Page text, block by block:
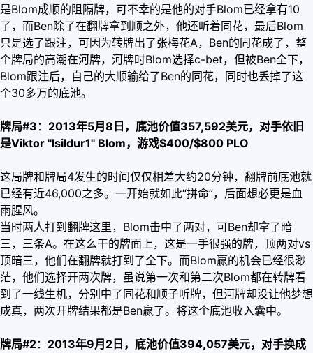
是Blom成顺的阻隔牌，可不幸的是他的对手Blom已经拿有10
了，而Ben除了在翻牌拿到顺之外，他还听着同花，最后Blom
只是选了跟注，可因为转牌出了张梅花A，Ben的同花成了，整
个牌局的高潮在河牌，河牌时Blom选择c-bet，但被Ben全下，
Blom跟注后，自己的大顺输给了Ben的同花，同时也丢掉了这
个30多万的底池。
牌局#3 ： 2013年5月8日，底池价值357,592美元，对手依旧
是Viktor "Isildur1" Blom，游戏$400/$800 PLO
这局牌和牌局4发生的时间仅仅相差大约20分钟，翻牌前底池就
已经有近46,000之多。一开始就如此“拼命”，后面想必更是血
雨腥风。
当时两人打到翻牌这里，Blom击中了两对，可Ben却拿了暗
三，三条A。在这么干的牌面上，这是一手很强的牌，顶两对vs
顶暗三，他们在翻牌就打到了全下。而Blom赢的机会已经很渺
茫，他们选择开两次牌，虽说第一次和第二次Blom都在转牌看
到了一线生机，分别中了同花和顺子听牌，但河牌却没让他梦想
成真，两次开牌结果都是Ben赢了。将这个底池收入囊中。
牌局#2： 2013年9月2日，底池价值394,057美元，对手换成